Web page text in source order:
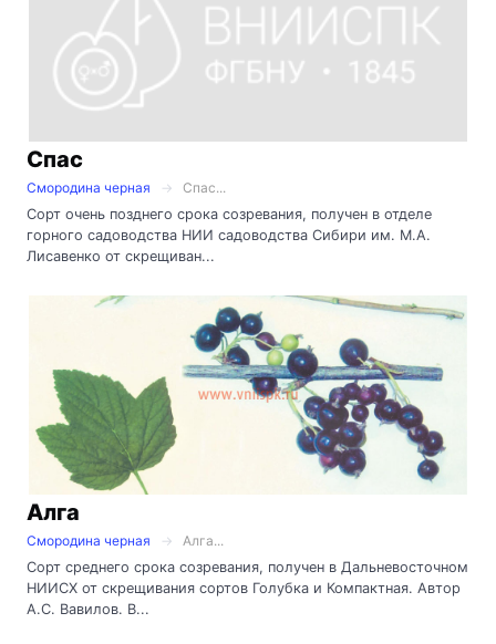
Спас
Смородина черная
Спас...
Сорт очень позднего срока созревания, получен в отделе
горного садоводства НИИ садоводства Сибири им. М.А.
Лисавенко от скрещиван...
Алга
Смородина черная
Алга...
Сорт среднего срока созревания, получен в Дальневосточном
НИИСХ от скрещивания сортов Голубка и Компактная. Автор
А.С. Вавилов. В...